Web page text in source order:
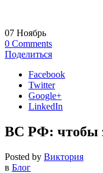
07 Ноябрь
0 Comments
Поделиться
Facebook
Twitter
Google+
LinkedIn
ВС РФ: чтобы
Posted by Виктория
в Блог